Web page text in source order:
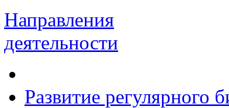
Направления
деятельности
Развитие регулярного